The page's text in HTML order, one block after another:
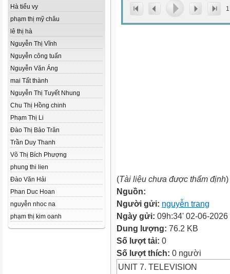
Hà tiểu vy
phạm thị mỹ châu
lê thị hà
Nguyễn Thị Vĩnh
Nguyễn công tuấn
Nguyễn Văn Áng
mai Tất thành
Nguyễn Thị Tuyết Nhung
Chu Thị Hồng chinh
Phạm Thị Li
Đào Thị Bảo Trân
Trần Duy Thanh
Võ Thị Bích Phượng
phung thi lien
Đào Văn Hải
Phan Duc Hoan
nguyễn nhoc na
phạm thị kim oanh
1
(Tài liệu chưa được thẩm định)
Nguồn:
Người gửi: nguyễn trang
Ngày gửi: 09h:34' 02-06-2026
Dung lượng: 76.2 KB
Số lượt tải: 0
Số lượt thích: 0 người
UNIT 7. TELEVISION